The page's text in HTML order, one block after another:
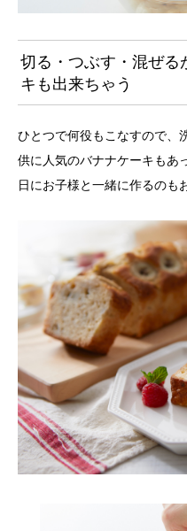
切る・つぶす・混ぜる
キも出来ちゃう
ひとつで何役もこなすので、
供に人気のバナナケーキもあ
日にお子様と一緒に作るのも